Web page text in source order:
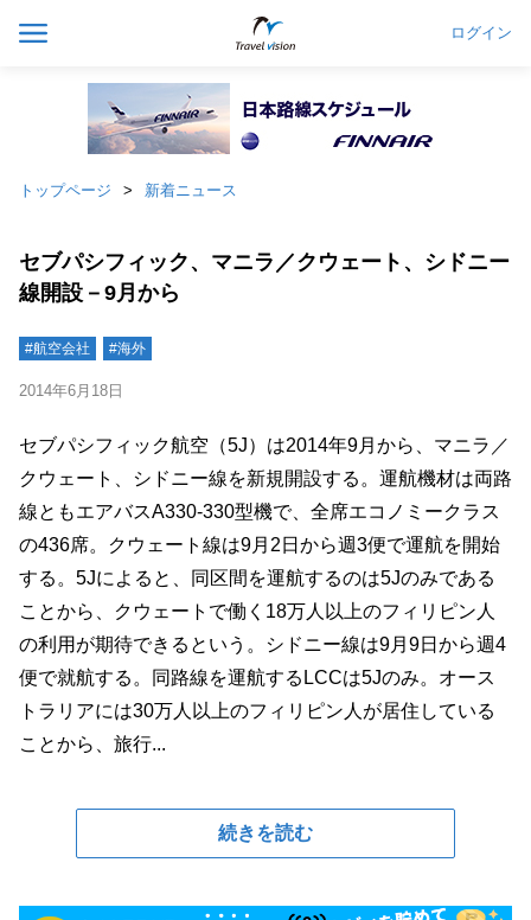
ログイン
トップページ 新着ニュース
セブパシフィック、マニラ／クウェート、シドニー
線開設－9月から
#航空会社 #海外
2014年6月18日
セブパシフィック航空（5J）は2014年9月から、マニラ／
クウェート、シドニー線を新規開設する。運航機材は両路
線ともエアバスA330-330型機で、全席エコノミークラス
の436席。クウェート線は9月2日から週3便で運航を開始
する。5Jによると、同区間を運航するのは5Jのみである
ことから、クウェートで働く18万人以上のフィリピン人
の利用が期待できるという。シドニー線は9月9日から週4
便で就航する。同路線を運航するLCCは5Jのみ。オース
トラリアには30万人以上のフィリピン人が居住している
ことから、旅行...
続きを読む